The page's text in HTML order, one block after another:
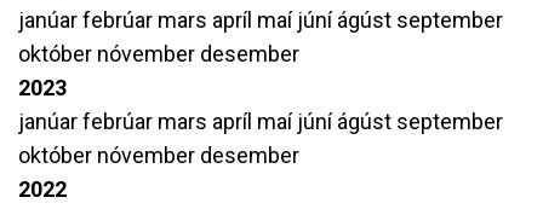
janúarfebrúar mars apríl maí júníágúst september
október nóvember desember
2023
janúarfebrúar mars apríl maí júníágúst september
október nóvember desember
2022